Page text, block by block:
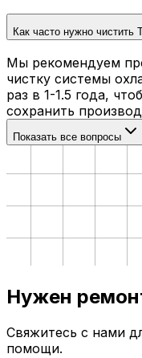
Как часто нужно чистить
Мы рекомендуем
чистку системы
раз в 1-1.5 года,
сохранить
Показать все вопросы
Нужен
Свяжитесь с нами
помощи.